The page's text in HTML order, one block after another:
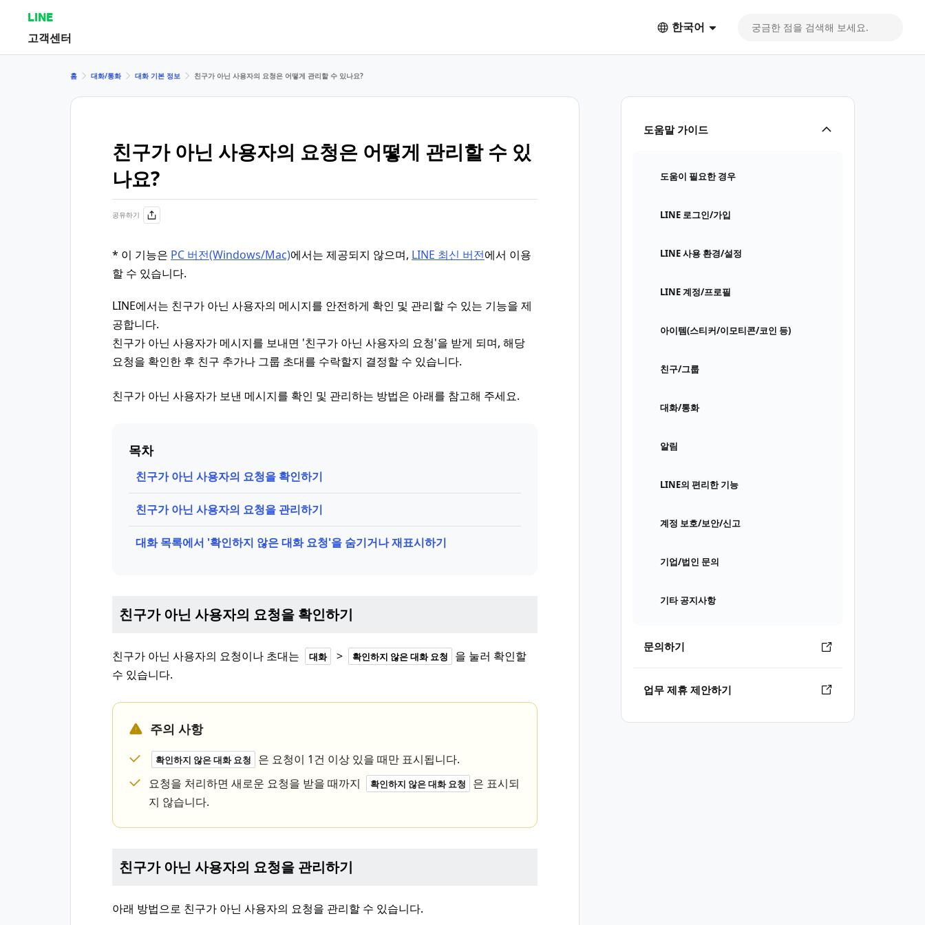
LINE
고객센터
한국어
도움말 가이드
도움이 필요한 경우
LINE 로그인/가입
LINE 사용 환경/설정
LINE 계정/프로필
아이템(스티커/이모티콘/코인 등)
친구/그룹
대화/통화
알림
LINE의 편리한 기능
계정 보호/보안/신고
기업/법인 문의
기타 공지사항
문의하기
업무 제휴 제안하기
홈 대화/통화 대화 기본 정보 친구가 아닌 사용자의 요청은 어떻게 관리할 수 있나요?
친구가 아닌 사용자의 요청은 어떻게 관리할 수 있
나요?
공유하기
* 이 기능은 PC 버전(Windows/Mac)에서는 제공되지 않으며, LINE 최신 버전에서 이용
할 수 있습니다.
LINE에서는 친구가 아닌 사용자의 메시지를 안전하게 확인 및 관리할 수 있는 기능을 제
공합니다.
친구가 아닌 사용자가 메시지를 보내면 '친구가 아닌 사용자의 요청'을 받게 되며, 해당
요청을 확인한 후 친구 추가나 그룹 초대를 수락할지 결정할 수 있습니다.
친구가 아닌 사용자가 보낸 메시지를 확인 및 관리하는 방법은 아래를 참고해 주세요.
목차
친구가 아닌 사용자의 요청을 확인하기
친구가 아닌 사용자의 요청을 관리하기
대화 목록에서 '확인하지 않은 대화 요청'을 숨기거나 재표시하기
친구가 아닌 사용자의 요청을 확인하기
친구가 아닌 사용자의 요청이나 초대는 대화 > 확인하지 않은 대화 요청
을 눌러 확인할
수 있습니다.
주의 사항
확인하지 않은 대화 요청
은 요청이 1건 이상 있을 때만 표시됩니다.
요청을 처리하면 새로운 요청을 받을 때까지
확인하지 않은 대화 요청
은 표시되
지 않습니다.
친구가 아닌 사용자의 요청을 관리하기
아래 방법으로 친구가 아닌 사용자의 요청을 관리할 수 있습니다.